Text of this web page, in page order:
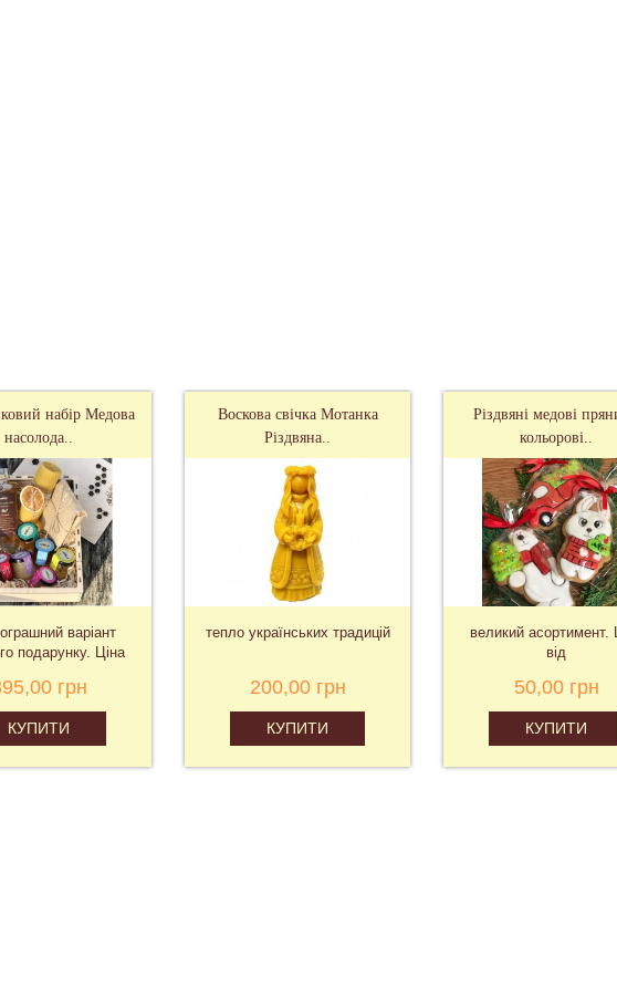
набір Медова
насолода..
варіант
подарунку. Ціна
грн
КУПИТИ
Воскова свічка Мотанка
Різдвяна..
тепло українських традицій
200,00 грн
КУПИТИ
Різдвяні медові
кольорові..
великий асортимент.
від
50,00 грн
КУПИТИ